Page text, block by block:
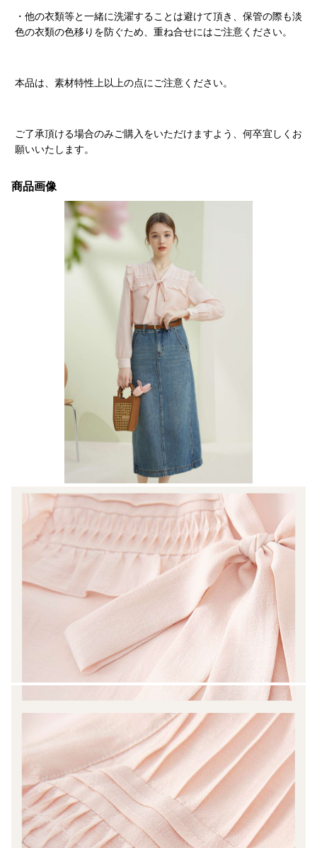
・他の衣類等と一緒に洗濯することは避けて頂き、保管の際も淡
色の衣類の色移りを防ぐため、重ね合せにはご注意ください。
本品は、素材特性上以上の点にご注意ください。
ご了承頂ける場合のみご購入をいただけますよう、何卒宜しくお
願いいたします。
商品画像